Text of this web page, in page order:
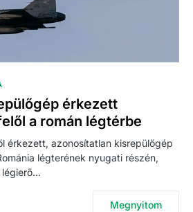
érkezett
a román légtérbe
érkezett, azonosítatlan kisrepülőgép
légterének nyugati részén,
légierő…
Megnyitom